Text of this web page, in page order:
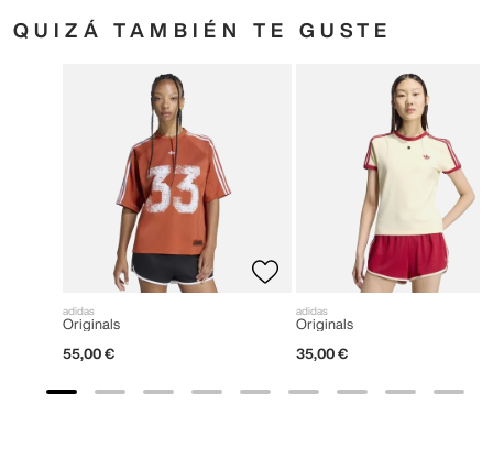
QUIZÁ TAMBIÉN TE GUSTE
adidas
Originals
55,00 €
adidas
Originals
35,00 €